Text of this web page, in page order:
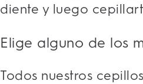
diente y luego
Elige alguno de los
Todos nuestros